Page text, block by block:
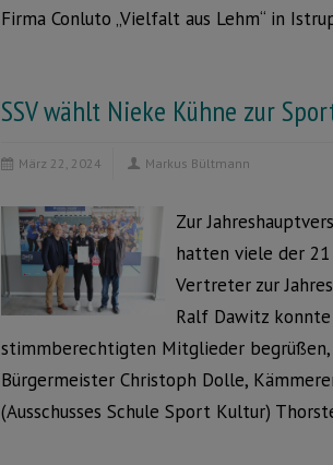
Firma Conluto „Vielfalt aus Lehm“ in
SSV wählt Nieke Kühne zur
März 22, 2024 Markus Bültmann
Zur
hatten viele der 21
Vertreter zur
Ralf Dawitz
stimmberechtigten Mitglieder begrüßen,
Bürgermeister Christoph Dolle,
(Ausschusses Schule Sport Kultur)